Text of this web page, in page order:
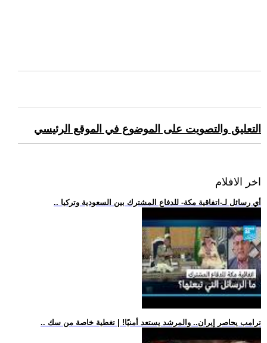
التعليق والتصويت على الموضوع في الموقع الرئيسي
اخر الافلام
.. أي رسائل لـ-اتفاقية مكة- للدفاع المشترك بين السعودية وتركيا
.. ترامب يحاصر إيران.. والمرشد يستعد أمنيًا! | تغطية خاصة من سك